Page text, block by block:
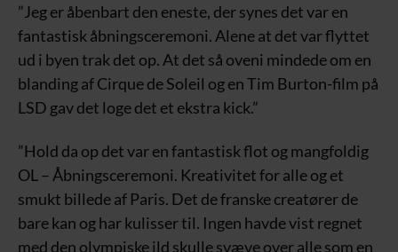
”Jeg er åbenbart den eneste, der synes det var en
fantastisk åbningsceremoni. Alene at det var flyttet
ud i byen trak det op. At det så oveni mindede om en
blanding af Cirque de Soleil og en Tim Burton-film på
LSD gav det loge det et ekstra kick.”
”Hold da op det var en fantastisk flot og mangfoldig
OL – Åbningsceremoni. Kreativitet for alle og et
smukt billede af Paris. Det de franske creatører de
bare kan og har kulisser til. Ingen havde vist regnet
med den olympiske ild skulle svæve over alle som en